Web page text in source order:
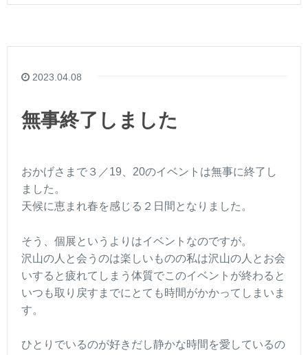
2023.04.08
無事終了しました
おかげさまで３／19、20のイベントは無事に終了し
ました。
天候に恵まれ春を感じる２日間となりました。
そう、個展というよりはイベントなのですが。
沢山の人と会うのは楽しいものの私は沢山の人とお会
いすると疲れてしまう体質でこのイベントが終わると
いつも取り戻すまでにとても時間がかかってしまいま
す。
ひとりでいるのが好きだし静かな時間を愛しているの